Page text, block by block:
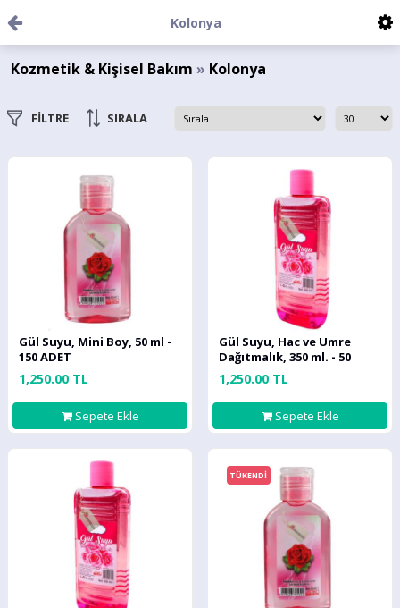
Kolonya
Kozmetik & Kişisel Bakım » Kolonya
FİLTRE SIRALA
Gül Suyu, Mini Boy, 50 ml -
150 ADET
1,250.00 TL
Sepete Ekle
Gül Suyu, Hac ve Umre
Dağıtmalık, 350 ml. - 50
ADET
1,250.00 TL
Sepete Ekle
TÜKENDİ